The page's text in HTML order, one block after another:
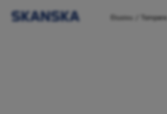
Etusivu Tampere